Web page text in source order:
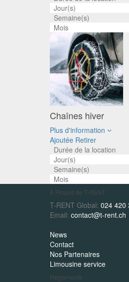
Jour(s)
Semaine(s)
Mois
Chaînes hiver
Plus d'information
Ajoutée Retirer
Durée de la location
Jour(s)
Semaine(s)
Mois
À Propos de T-RENT
T-RENT Global: 024 420
Email: contact@t-rent.ch
News
Contact
Nos Partenaires
Limousine service
Règlements